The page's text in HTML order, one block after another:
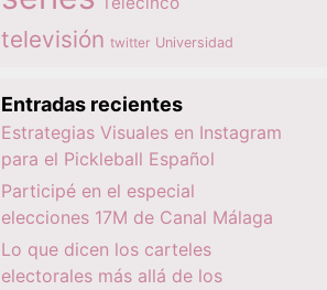
televisión twitter Universidad
Entradas recientes
Estrategias Visuales en Instagram
para el Pickleball Español
Participé en el especial
elecciones 17M de Canal Málaga
Lo que dicen los carteles
electorales más allá de los